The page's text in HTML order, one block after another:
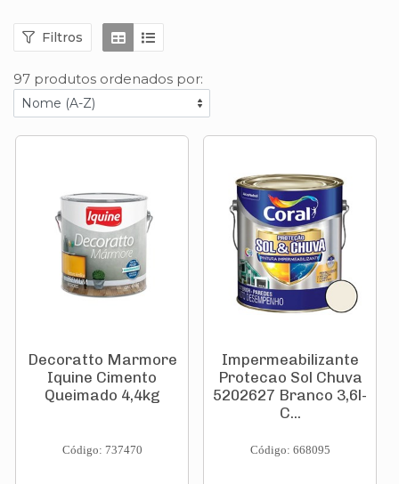
Filtros
97 produtos ordenados por:
Decoratto Marmore
Iquine Cimento
Queimado 4,4kg
Código: 737470
Impermeabilizante
Protecao Sol Chuva
5202627 Branco 3,6l-
C...
Código: 668095